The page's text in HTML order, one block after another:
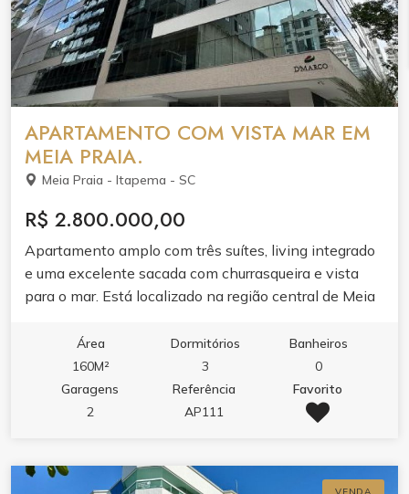
APARTAMENTO COM VISTA MAR EM
MEIA PRAIA.
Meia Praia - Itapema - SC
R$ 2.800.000,00
Apartamento amplo com três suítes, living integrado
e uma excelente sacada com churrasqueira e vista
para o mar. Está localizado na região central de Meia
conta com completa infraestrutura de lazer e portaria
24h. Agende uma visita e conheça de perto esse
lindo apartamento.
Área
160M²
Dormitórios
3
Banheiros
0
Garagens
2
Referência
AP111
Favorito